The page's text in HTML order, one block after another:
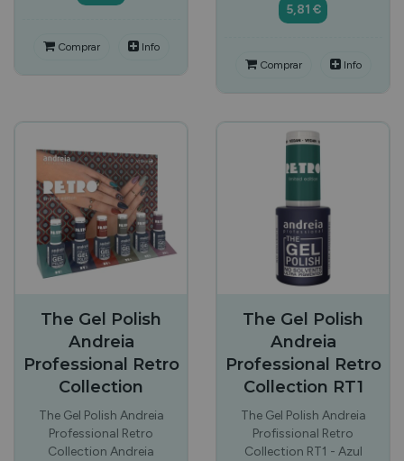
Comprar Info
5,81 €
Comprar Info
The Gel Polish
Andreia
Professional Retro
Collection
The Gel Polish Andreia
Professional Retro
Collection Andreia
The Gel Polish
Andreia
Professional Retro
Collection RT1
The Gel Polish Andreia
Profissional Retro
Collection RT1 - Azul